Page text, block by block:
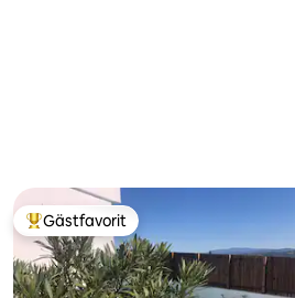
betyg, 14 omdömen
Populär gästfavorit
Gästfavorit